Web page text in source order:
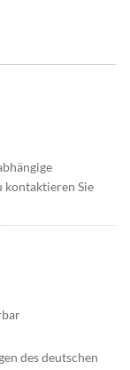
kontaktieren Sie
des deutschen